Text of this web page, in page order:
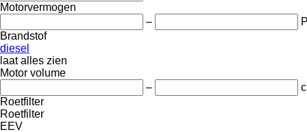
Motorvermogen
–
Brandstof
diesel
laat alles zien
Motor volume
–
Roetfilter
Roetfilter
EEV